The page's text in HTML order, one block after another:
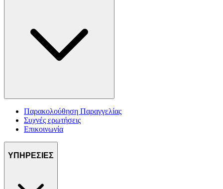
Παρακολούθηση Παραγγελίας
Συχνές ερωτήσεις
Επικοινωνία
ΥΠΗΡΕΣΙΕΣ